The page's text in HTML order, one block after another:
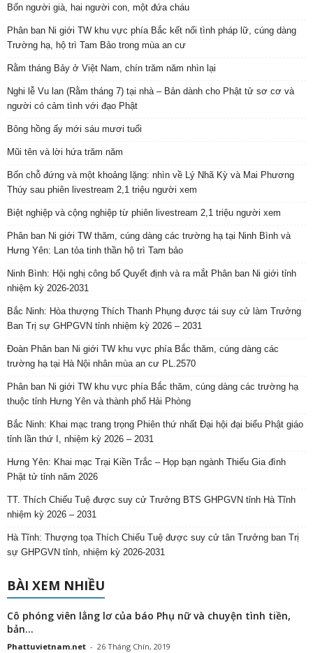
Bốn người già, hai người con, một đứa cháu
Phân ban Ni giới TW khu vực phía Bắc kết nối tình pháp lữ, cúng dàng
Trường hạ, hộ trì Tam Bảo trong mùa an cư
Rằm tháng Bảy ở Việt Nam, chín trăm năm nhìn lại
Nghi lễ Vu lan (Rằm tháng 7) tại nhà – Bản dành cho Phật tử sơ cơ và
người có cảm tình với đạo Phật
Bông hồng ấy mới sáu mươi tuổi
Mũi tên và lời hứa trăm năm
Bốn chỗ đứng và một khoảng lặng: nhìn về Lý Nhã Kỳ và Mai Phương
Thúy sau phiên livestream 2,1 triệu người xem
Biệt nghiệp và cộng nghiệp từ phiên livestream 2,1 triệu người xem
Phân ban Ni giới TW thăm, cúng dàng các trường hạ tại Ninh Bình và
Hưng Yên: Lan tỏa tinh thần hộ trì Tam bảo
Ninh Bình: Hội nghị công bố Quyết định và ra mắt Phân ban Ni giới tỉnh
nhiệm kỳ 2026-2031
Bắc Ninh: Hòa thượng Thích Thanh Phụng được tái suy cử làm Trưởng
Ban Trị sự GHPGVN tỉnh nhiệm kỳ 2026 – 2031
Đoàn Phân ban Ni giới TW khu vực phía Bắc thăm, cúng dàng các
trường hạ tại Hà Nội nhân mùa an cư PL.2570
Phân ban Ni giới TW khu vực phía Bắc thăm, cúng dàng các trường hạ
thuộc tỉnh Hưng Yên và thành phố Hải Phòng
Bắc Ninh: Khai mạc trang trọng Phiên thứ nhất Đại hội đại biểu Phật giáo
tỉnh lần thứ I, nhiệm kỳ 2026 – 2031
Hưng Yên: Khai mạc Trại Kiền Trắc – Họp bạn ngành Thiếu Gia đình
Phật tử tỉnh năm 2026
TT. Thích Chiếu Tuệ được suy cử Trưởng BTS GHPGVN tỉnh Hà Tĩnh
nhiệm kỳ 2026 – 2031
Hà Tĩnh: Thượng tọa Thích Chiếu Tuệ được suy cử tân Trưởng ban Trị
sự GHPGVN tỉnh, nhiệm kỳ 2026-2031
BÀI XEM NHIỀU
Cô phóng viên lẳng lơ của báo Phụ nữ và chuyện tình tiền,
bản...
Phattuvietnam.net - 26 Tháng Chín, 2019